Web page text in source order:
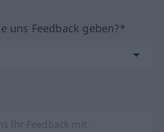
uns Feedback geben?*